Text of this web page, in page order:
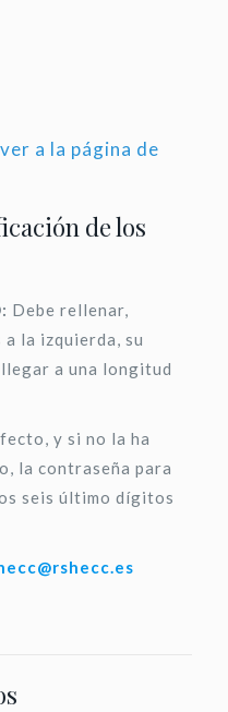
a la página de
de los
Debe rellenar,
la izquierda, su
a una longitud
y si no la ha
la contraseña para
seis último dígitos